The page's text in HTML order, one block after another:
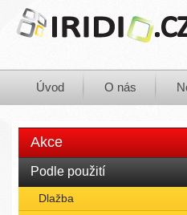
Úvod O nás
Akce
Podle použití
Dlažba